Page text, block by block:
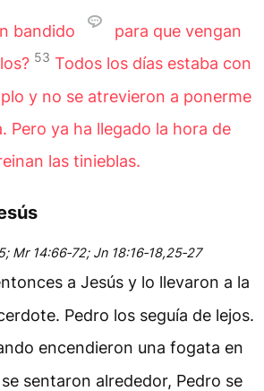
bandido
para que vengan
53 Todos los días estaba con
y no se atrevieron a ponerme
Pero ya ha llegado la hora de
las tinieblas.
Mr 14:66‑72; Jn 18:16‑18,25‑27
a Jesús y lo llevaron a la
Pedro los seguía de lejos.
encendieron una fogata en
sentaron alrededor, Pedro se